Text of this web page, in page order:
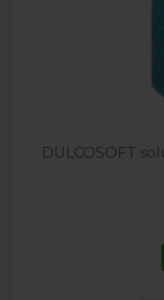
DULCOSOFT